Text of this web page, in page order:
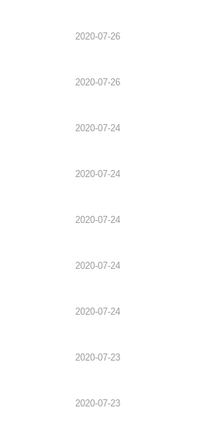
2020-07-26
2020-07-26
2020-07-24
2020-07-24
2020-07-24
2020-07-24
2020-07-24
2020-07-23
2020-07-23